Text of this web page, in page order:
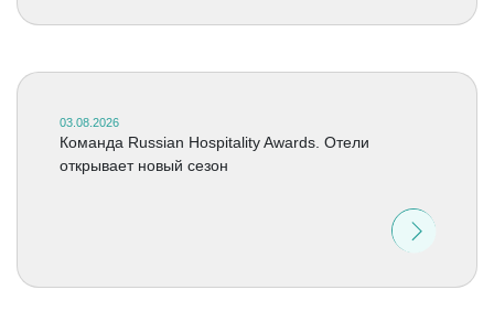
03.08.2026
Команда Russian Hospitality Awards. Отели
открывает новый сезон